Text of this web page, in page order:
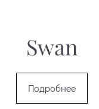
Swan
Подробнее